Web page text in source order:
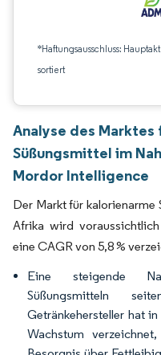
*Haftungsausschluss:
sortiert
Analyse des
Süßungsmittel im
Mordor Intelligence
Der Markt für kalorienarme
Afrika wird
eine CAGR von 5,8 %
Eine steigende
Süßungsmitteln
Getränkehersteller hat
Wachstum